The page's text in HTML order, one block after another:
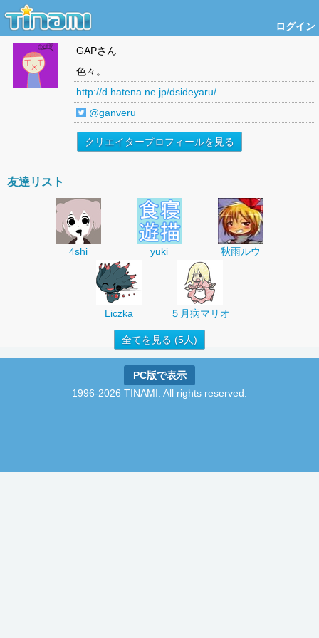
ログイン
GAPさん
色々。
http://d.hatena.ne.jp/dsideyaru/
@ganveru
クリエイタープロフィールを見る
友達リスト
4shi yuki 秋雨ルウ
Liczka ５月病マリオ
全てを見る (5人)
PC版で表示
1996-2026 TINAMI. All rights reserved.